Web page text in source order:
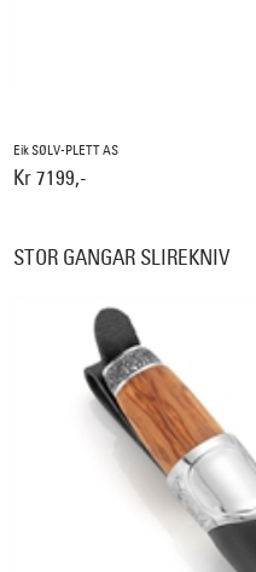
Eik SØLV-PLETT AS
Kr 7199,-
STOR GANGAR SLIREKNIV